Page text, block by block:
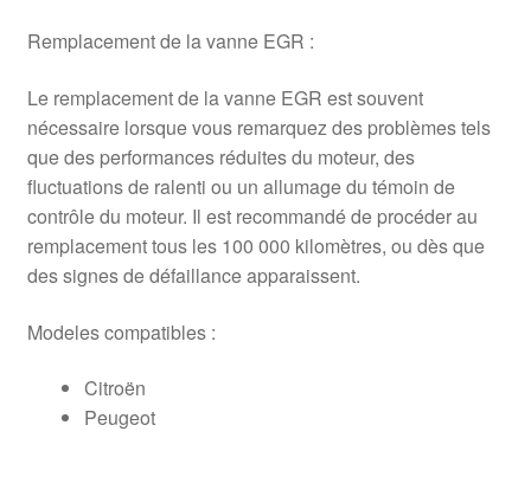
Remplacement de la vanne EGR :
Le remplacement de la vanne EGR est souvent
nécessaire lorsque vous remarquez des problèmes tels
que des performances réduites du moteur, des
fluctuations de ralenti ou un allumage du témoin de
contrôle du moteur. Il est recommandé de procéder au
remplacement tous les 100 000 kilomètres, ou dès que
des signes de défaillance apparaissent.
Modeles compatibles :
Citroën
Peugeot